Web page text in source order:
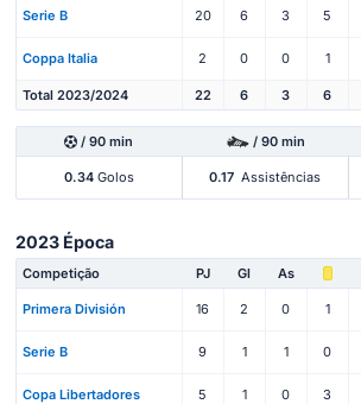
Serie B 20 6 3 5
Coppa Italia 2 0 0 1
Total 2023/2024 22 6 3 6
/ 90 min / 90 min
0.34Golos 0.17 Assistências
2023 Época
Competição PJ Gl As
Primera División 16 2 0 1
Serie B 9 1 1 0
Copa Libertadores 5 1 0 3